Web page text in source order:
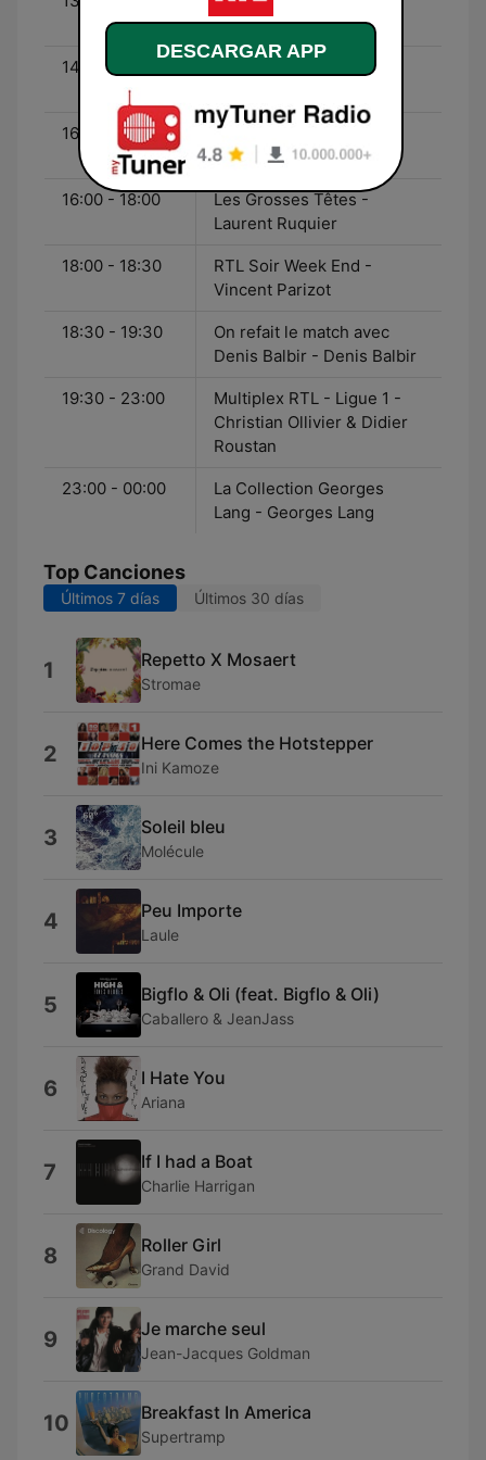
Alphonse Richard
14:30 - 16:00
Le Grand Studio RTL
16:00 - 18:00
Les Grosses Têtes -
Laurent Ruquier
16:00 - 18:00
Les Grosses Têtes -
Laurent Ruquier
18:00 - 18:30
RTL Soir Week End -
Vincent Parizot
18:30 - 19:30
On refait le match avec
Denis Balbir - Denis Balbir
19:30 - 23:00
Multiplex RTL - Ligue 1 -
Christian Ollivier & Didier
Roustan
23:00 - 00:00
La Collection Georges
Lang - Georges Lang
Top Canciones
Últimos 7 días Últimos 30 días
1 Repetto X Mosaert
Stromae
2 Here Comes the Hotstepper
Ini Kamoze
3 Soleil bleu
Molécule
4 Peu Importe
Laule
5 Bigflo & Oli (feat. Bigflo & Oli)
Caballero & JeanJass
6 I Hate You
Ariana
7 If I had a Boat
Charlie Harrigan
8 Roller Girl
Grand David
9 Je marche seul
Jean-Jacques Goldman
10 Breakfast In America
Supertramp
DESCARGAR APP